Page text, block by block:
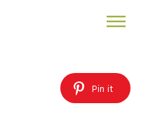
Pin it